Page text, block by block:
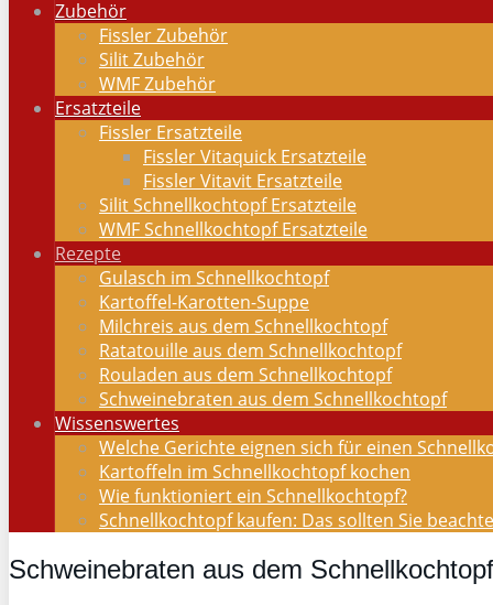
Zubehör
Fissler Zubehör
Silit Zubehör
WMF Zubehör
Ersatzteile
Fissler Ersatzteile
Fissler Vitaquick Ersatzteile
Fissler Vitavit Ersatzteile
Silit Schnellkochtopf Ersatzteile
WMF Schnellkochtopf Ersatzteile
Rezepte
Gulasch im Schnellkochtopf
Kartoffel-Karotten-Suppe
Milchreis aus dem Schnellkochtopf
Ratatouille aus dem Schnellkochtopf
Rouladen aus dem Schnellkochtopf
Schweinebraten aus dem Schnellkochtopf
Wissenswertes
Welche Gerichte eignen sich für einen
Kartoffeln im Schnellkochtopf kochen
Wie funktioniert ein Schnellkochtopf?
Schnellkochtopf kaufen: Das sollten Sie
Schweinebraten aus dem Schnellkochtopf